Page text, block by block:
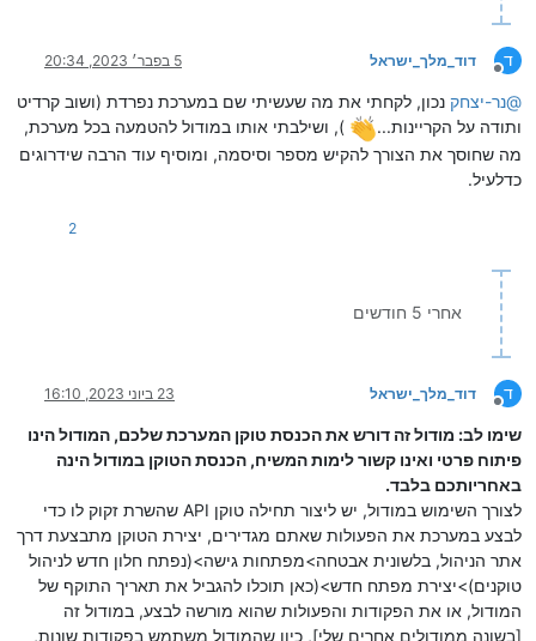
ד
מנותק
דוד_מלך_ישראל 5 בפבר׳ 2023, 20:34
@נר-יצחק נכון, לקחתי את מה שעשיתי שם במערכת נפרדת (ושוב קרדיט
ותודה על הקריינות...
), ושילבתי אותו במודול להטמעה בכל מערכת,
מה שחוסך את הצורך להקיש מספר וסיסמה, ומוסיף עוד הרבה שידרוגים
כדלעיל.
2
אחרי 5 חודשים
ד
מנותק
דוד_מלך_ישראל 23 ביוני 2023, 16:10
שימו לב: מודול זה דורש את הכנסת טוקן המערכת שלכם, המודול הינו
פיתוח פרטי ואינו קשור לימות המשיח, הכנסת הטוקן במודול הינה
באחריותכם בלבד.
לצורך השימוש במודול, יש ליצור תחילה טוקן API שהשרת זקוק לו כדי
לבצע במערכת את הפעולות שאתם מגדירים, יצירת הטוקן מתבצעת דרך
אתר הניהול, בלשונית אבטחה>מפתחות גישה>(נפתח חלון חדש לניהול
טוקנים)>יצירת מפתח חדש>(כאן תוכלו להגביל את תאריך התוקף של
המודול, או את הפקודות והפעולות שהוא מורשה לבצע, במודול זה
[בשונה ממודולים אחרים שלי], כיון שהמודול משתמש בפקודות שונות,